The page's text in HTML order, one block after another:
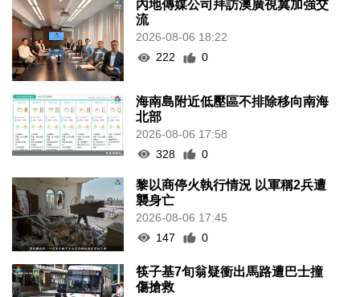
內地傳媒公司拜訪澳廣視冀加強交
流
2026-08-06 18:22
222
0
海南島附近低壓區不排除移向南海
北部
2026-08-06 17:58
328
0
黎以商停火執行情況 以軍稱2兵遭
襲身亡
2026-08-06 17:45
147
0
筷子基7旬翁疑衝出馬路遭巴士撞
傷搶救